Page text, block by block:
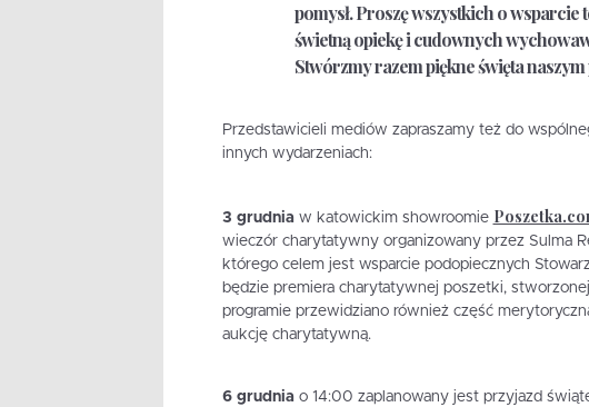
pomysł. Proszę wszystkich o wsparcie
świetną opiekę i cudownych
Stwórzmy razem piękne święta
Przedstawicieli mediów zapraszamy też do
innych wydarzeniach:
3 grudniaw katowickim showroomie
wieczór charytatywny organizowany przez Sulma
którego celem jest wsparcie podopiecznych
będzie premiera charytatywnej poszetki,
programie przewidziano również część
aukcję charytatywną.
6 grudniao 14:00 zaplanowany jest przyjazd